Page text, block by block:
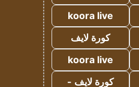
koora live
كورة لايف
koora live
كورة لايف -